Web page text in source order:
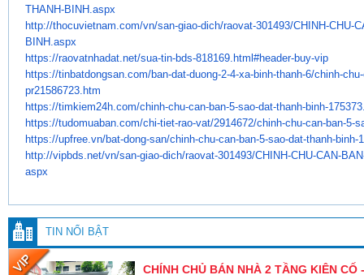
THANH-BINH.aspx
http://thocuvietnam.com/vn/san-giao-dich/raovat-301493/CHINH-CHU-
BINH.aspx
https://raovatnhadat.net/sua-tin-bds-818169.html#header-buy-vip
https://tinbatdongsan.com/ban-dat-duong-2-4-xa-binh-thanh-6/chinh-
pr21586723.htm
https://timkiem24h.com/chinh-chu-can-ban-5-sao-dat-thanh-binh-
https://tudomuaban.com/chi-tiet-rao-vat/2914672/chinh-chu-can-ban-5-
https://upfree.vn/bat-dong-san/chinh-chu-can-ban-5-sao-dat-thanh-binh-
http://vipbds.net/vn/san-giao-dich/raovat-301493/CHINH-CHU-CAN-
aspx
TIN NỔI BẬT
CHÍNH CHỦ BÁN NHÀ 2 TẦNG KIÊN CỐ